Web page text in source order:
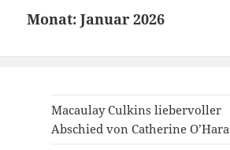
Monat:Januar 2026
Macaulay Culkins liebervoller
Abschied von Catherine O’Hara